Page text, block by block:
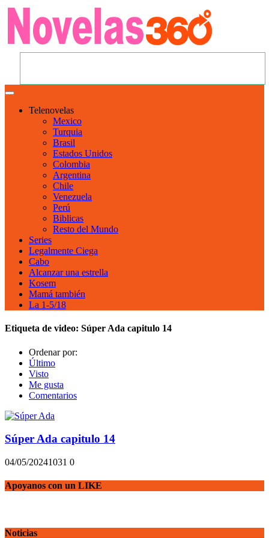
Telenovelas
Mexico
Turquia
Brasil
Estados Unidos
Colombia
Argentina
Chile
Venezuela
Perú
Biblicas
Resto del Mundo
Series
Legalmente Ciega
Cabo
Alcanzar una estrella
Kosem
Mamá también
La 1-5/18
Etiqueta de video: Súper Ada capitulo 14
Ordenar por:
Último
Visto
Me gusta
Comentarios
Súper Ada capitulo 14
04/05/20241031 0
Apoyanos con un LIKE
Noticias